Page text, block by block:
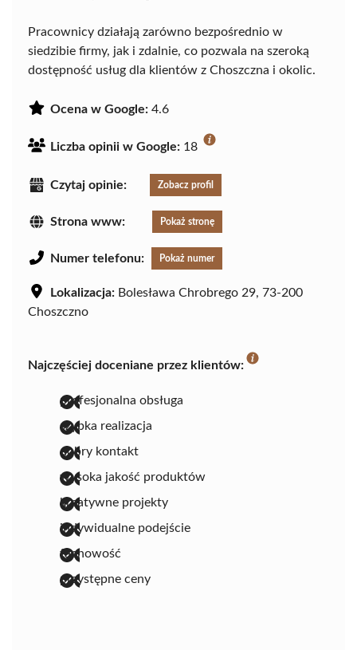
Pracownicy działają zarówno bezpośrednio w
siedzibie firmy, jak i zdalnie, co pozwala na szeroką
dostępność usług dla klientów z Choszczna i okolic.
Ocena w Google: 4.6
Liczba opinii w Google: 18
Czytaj opinie: Zobacz profil
Strona www: Pokaż stronę
Numer telefonu: Pokaż numer
Lokalizacja: Bolesława Chrobrego 29, 73-200
Choszczno
Najczęściej doceniane przez klientów:
profesjonalna obsługa
szybka realizacja
dobry kontakt
wysoka jakość produktów
kreatywne projekty
indywidualne podejście
fachowość
przystępne ceny